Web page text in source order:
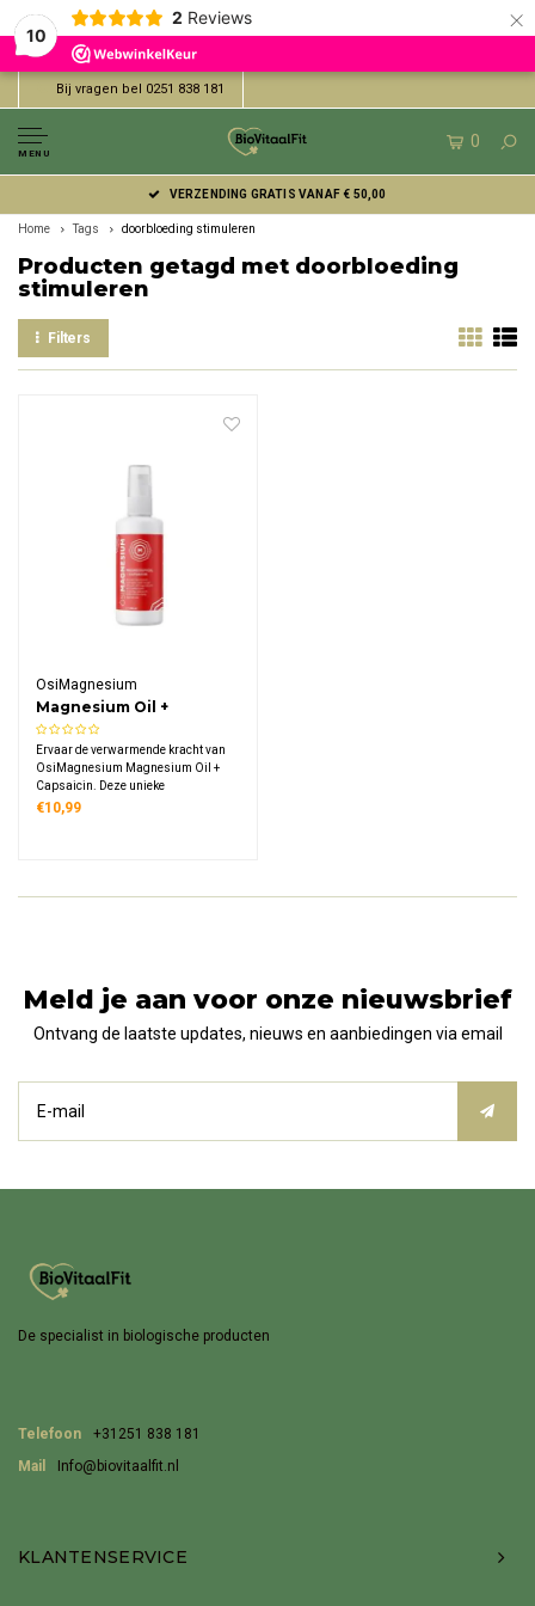
10
2 Reviews ×
Bij vragen bel 0251 838 181
MENU
0
VERZENDING GRATIS VANAF € 50,00
Home Tags doorbloeding stimuleren
Producten getagd met doorbloeding
stimuleren
Filters
OsiMagnesium
Magnesium Oil +
Capsaicin
Ervaar de verwarmende kracht van
OsiMagnesium Magnesium Oil +
Capsaicin. Deze unieke
magnesiumolie combineert zuiver
€10,99
Meld je aan voor onze nieuwsbrief
Ontvang de laatste updates, nieuws en aanbiedingen via email
De specialist in biologische producten
Telefoon
+31251 838 181
Mail
Info@biovitaalfit.nl
KLANTENSERVICE